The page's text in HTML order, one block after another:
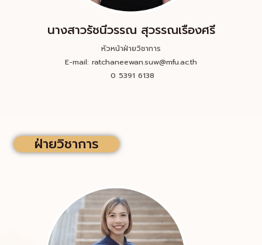
นางสาวรัชนีวรรณ สุวรรณเรืองศรี
หัวหน้าฝ่ายวิชาการ
E-mail: ratchaneewan.suw@mfu.ac.th
0 5391 6138
ฝ่ายวิชาการ